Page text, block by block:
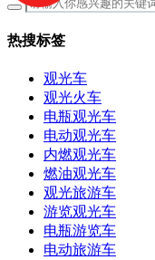
热搜标签
观光车
观光火车
电瓶观光车
电动观光车
内燃观光车
燃油观光车
观光旅游车
游览观光车
电瓶游览车
电动旅游车